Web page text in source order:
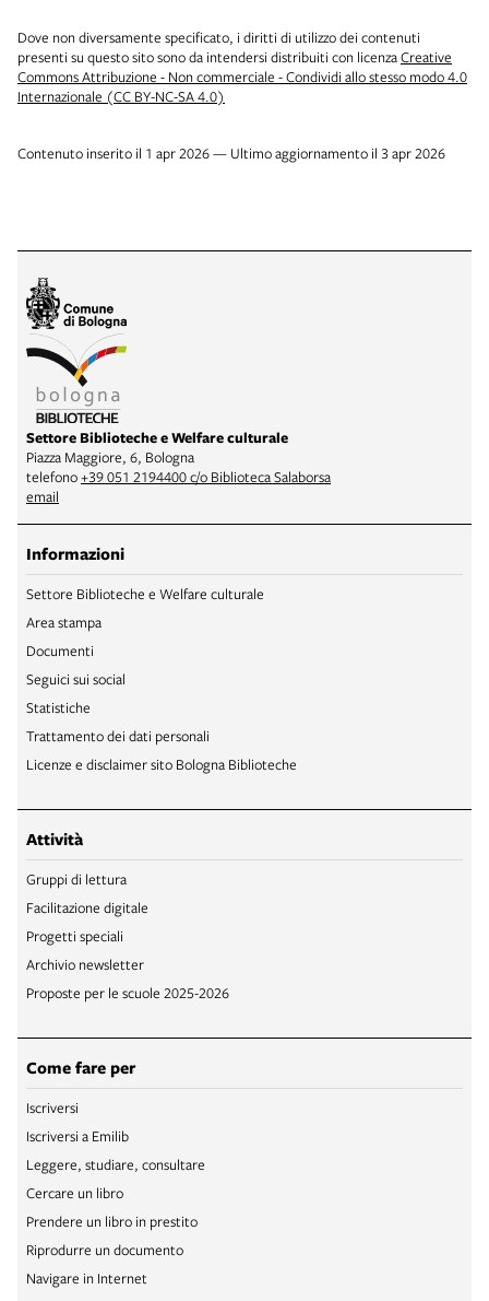
Dove non diversamente specificato, i diritti di utilizzo dei contenuti
presenti su questo sito sono da intendersi distribuiti con licenzaCreative
Commons Attribuzione - Non commerciale - Condividi allo stesso modo 4.0
Internazionale (CC BY-NC-SA 4.0)
Contenuto inserito il 1 apr 2026 — Ultimo aggiornamento il 3 apr 2026
Settore Biblioteche e Welfare culturale
Piazza Maggiore, 6, Bologna
telefono+39 051 2194400 c/o Biblioteca Salaborsa
email
Informazioni
Settore Biblioteche e Welfare culturale
Area stampa
Documenti
Seguici sui social
Statistiche
Trattamento dei dati personali
Licenze e disclaimer sito Bologna Biblioteche
Attività
Gruppi di lettura
Facilitazione digitale
Progetti speciali
Archivio newsletter
Proposte per le scuole 2025-2026
Come fare per
Iscriversi
Iscriversi a Emilib
Leggere, studiare, consultare
Cercare un libro
Prendere un libro in prestito
Riprodurre un documento
Navigare in Internet